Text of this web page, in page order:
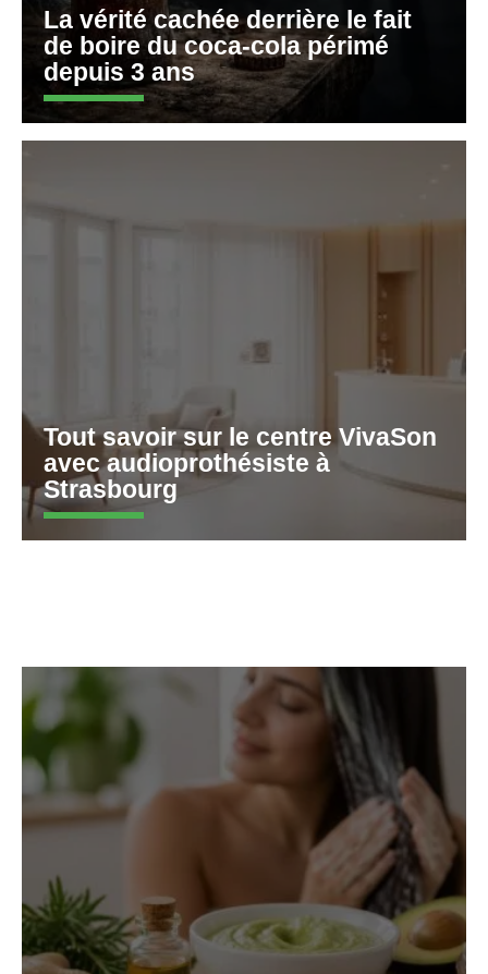
La vérité cachée derrière le fait
de boire du coca-cola périmé
depuis 3 ans
Tout savoir sur le centre VivaSon
avec audioprothésiste à
Strasbourg